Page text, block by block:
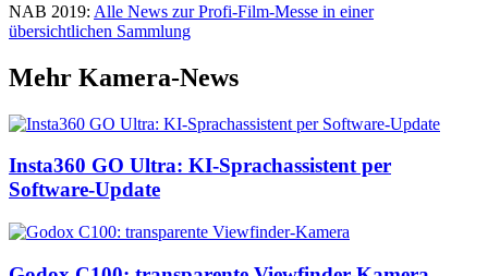
NAB 2019: Alle News zur Profi-Film-Messe in einer
übersichtlichen Sammlung
Mehr Kamera-News
Insta360 GO Ultra: KI-Sprachassistent per
Software-Update